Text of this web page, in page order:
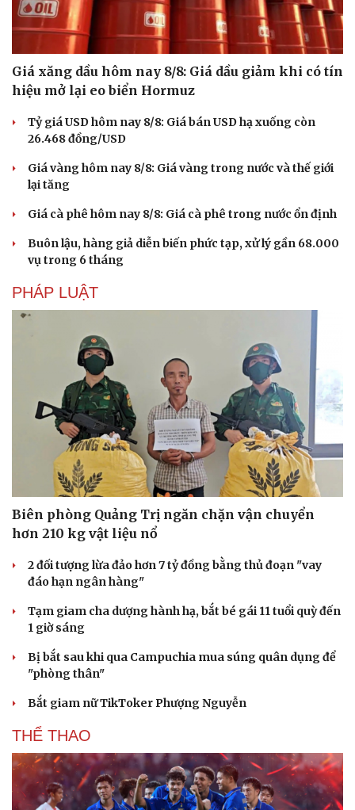
Du lịch
Săn Tour
check-in
Cửa sổ tình yêu
Hạt giống tâm hồn
Giá xăng dầu hôm nay 8/8: Giá dầu giảm khi có tín
hiệu mở lại eo biển Hormuz
Tỷ giá USD hôm nay 8/8: Giá bán USD hạ xuống còn
26.468 đồng/USD
Giá vàng hôm nay 8/8: Giá vàng trong nước và thế giới
lại tăng
Giá cà phê hôm nay 8/8: Giá cà phê trong nước ổn định
Buôn lậu, hàng giả diễn biến phức tạp, xử lý gần 68.000
vụ trong 6 tháng
PHÁP LUẬT
Biên phòng Quảng Trị ngăn chặn vận chuyển
hơn 210 kg vật liệu nổ
2 đối tượng lừa đảo hơn 7 tỷ đồng bằng thủ đoạn "vay
đáo hạn ngân hàng"
Tạm giam cha dượng hành hạ, bắt bé gái 11 tuổi quỳ đến
1 giờ sáng
Bị bắt sau khi qua Campuchia mua súng quân dụng để
"phòng thân"
Bắt giam nữ TikToker Phượng Nguyễn
THỂ THAO